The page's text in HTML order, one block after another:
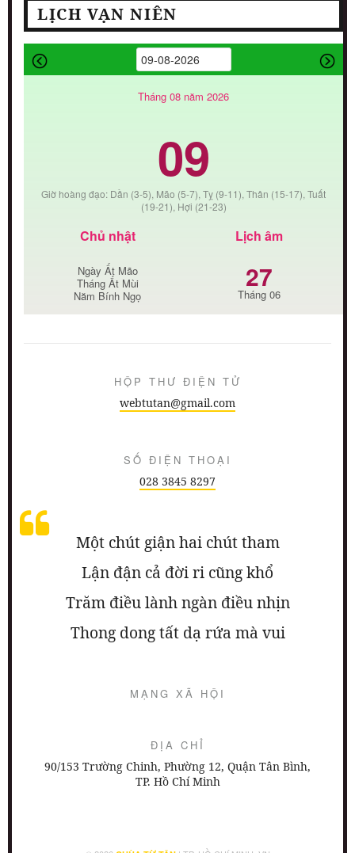
LỊCH VẠN NIÊN
Tháng 08 năm 2026
09
Giờ hoàng đạo: Dần (3-5), Mão (5-7), Tỵ (9-11), Thân (15-17), Tuất
(19-21), Hợi (21-23)
Chủ nhật
Ngày Ất Mão
Tháng Ất Mùi
Năm Bính Ngọ
Lịch âm
27
Tháng 06
HỘP THƯ ĐIỆN TỬ
webtutan@gmail.com
SỐ ĐIỆN THOẠI
028 3845 8297
Một chút giận hai chút tham
Lận đận cả đời ri cũng khổ
Trăm điều lành ngàn điều nhịn
Thong dong tất dạ rứa mà vui
MẠNG XÃ HỘI
ĐỊA CHỈ
90/153 Trường Chinh, Phường 12, Quận Tân Bình,
TP. Hồ Chí Minh